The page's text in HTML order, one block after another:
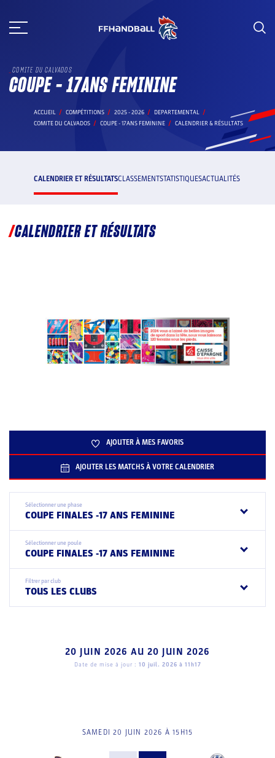
au
COMITE DU CALVADOS
COUPE - 17ANS FEMININE
ACCUEIL COMPÉTITIONS 2025 - 2026
DEPARTEMENTAL
COMITE DU CALVADOS
COUPE - 17ANS FEMININE CALENDRIER & RÉSULTATS
CALENDRIER ET RÉSULTATSCLASSEMENTSTATISTIQUESACTUALITÉS
CALENDRIER ET RÉSULTATS
AJOUTER À MES FAVORIS
AJOUTER LES MATCHS À VOTRE CALENDRIER
Sélectionner une phase
COUPE FINALES -17 ANS FEMININE
Sélectionner une poule
COUPE FINALES -17 ANS FEMININE
Filtrer par club
TOUS LES CLUBS
20 JUIN 2026 AU 20 JUIN 2026
Date de mise à jour : 10 juil. 2026 à 11h17
SAMEDI 20 JUIN 2026 À 15H15